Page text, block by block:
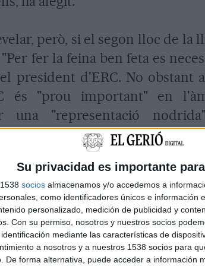
Su privacidad es importante
socios almacenamos y/o accedemos a
como identificadores únicos e información
personalizado, medición de publicidad y
Con su permiso, nosotros y nuestros socios
mediante las características de
a nosotros y a nuestros 1538 socios para
De forma alternativa, puede acceder a información
però, si el segon lloc de la
fer la feina ben feta es
president d'ERC. No obstant
és "prou important" en
una "representació
és "generosa". Per això
la fórmula perquè la llista
interessos gironins".
l'enquesta del diari 'Ara'
satisfet amb les dades